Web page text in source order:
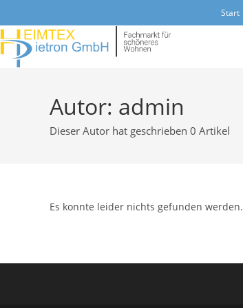
Inhalt
springen
Start
Autor: admin
Dieser Autor hat geschrieben 0 Artikel
Es konnte leider nichts gefunden werden.